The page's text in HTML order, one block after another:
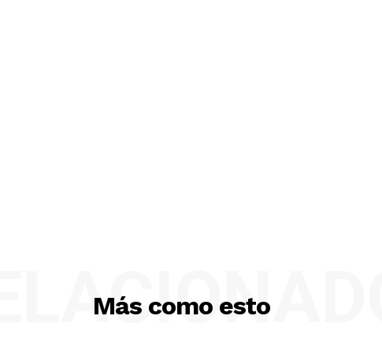
Más como esto